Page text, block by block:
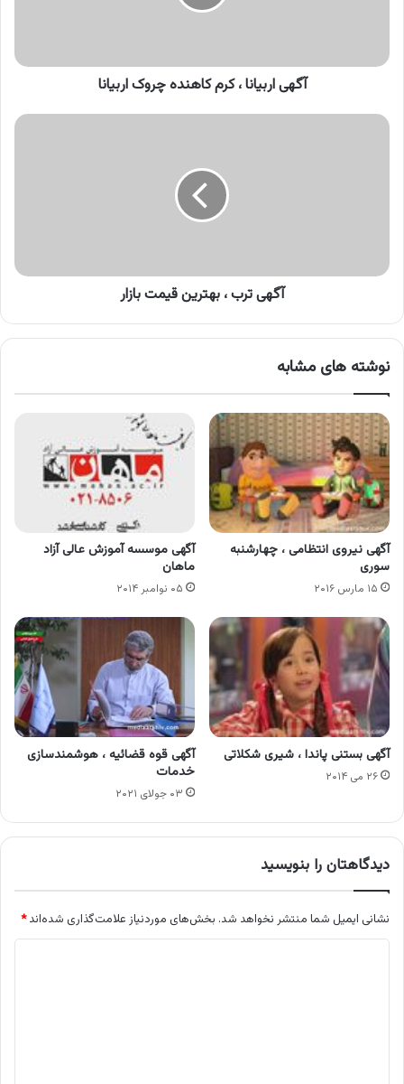
آگهی اربیانا ، کرم کاهنده چروک اربیانا
آگهی
آگهی ترب ، بهترین قیمت بازار
نوشته های مشابه
آگهی نیروی انتظامی ، چهارشنبه
سوری
۱۵ مارس ۲۰۱۶
آگهی موسسه آموزش عالی آزاد
ماهان
۰۵ نوامبر ۲۰۱۴
آگهی بستنی پاندا ، شیری شکلاتی
۲۶ می ۲۰۱۴
آگهی قوه قضائیه ، هوشمندسازی
خدمات
۰۳ جولای ۲۰۲۱
دیدگاهتان را بنویسید
نشانی ایمیل شما منتشر نخواهد شد. بخش‌های موردنیاز علامت‌گذاری شده‌اند*